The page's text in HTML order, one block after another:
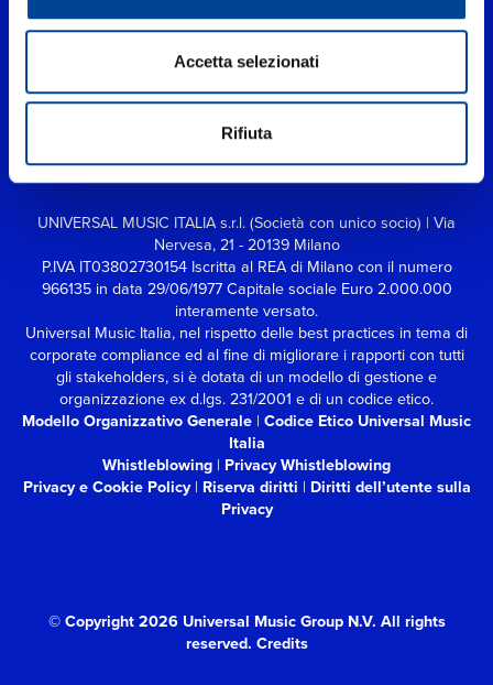
Accetta selezionati
Rifiuta
UNIVERSAL MUSIC ITALIA s.r.l. (Società con unico socio) | Via
Nervesa, 21 - 20139 Milano
P.IVA IT03802730154 Iscritta al REA di Milano con il numero
966135 in data 29/06/1977Capitale sociale Euro 2.000.000
interamente versato.
Universal Music Italia, nel rispetto delle best practices in tema di
corporate compliance ed al fine di migliorare i rapporti con tutti
gli stakeholders,si è dotata di un modello di gestione e
organizzazione ex d.lgs. 231/2001 e di un codice etico.
Modello Organizzativo Generale | Codice Etico Universal Music
Italia
Whistleblowing | Privacy Whistleblowing
Privacy e Cookie Policy| Riserva diritti | Diritti dell’utente sulla
Privacy
© Copyright 2026 Universal Music Group N.V. All rights
reserved. Credits